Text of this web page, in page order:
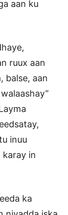
aan ku
ruux aan
balse, aan
inuu
karay in
ka